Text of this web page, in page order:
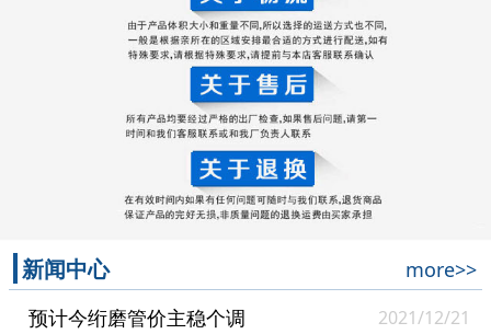
新闻中心
more>>
预计今绗磨管价主稳个调
2021/12/21